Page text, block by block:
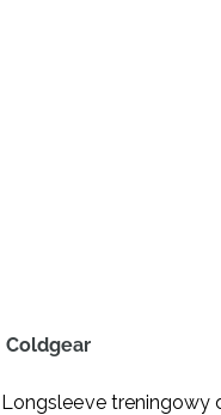
Coldgear
Longsleeve treningowy